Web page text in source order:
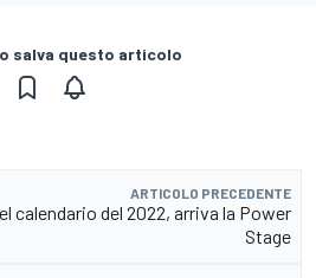
salva questo articolo
ARTICOLO PRECEDENTE
calendario del 2022, arriva la Power
Stage